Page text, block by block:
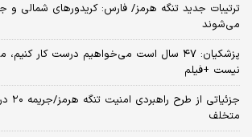
ترتیبات جدید تنگه هرمز/ فارس: کریدورهای شمالی
می‌شوند
پزشکیان: ۴۷ سال است می‌خواهیم درست کار
نیست +فیلم
متخلف